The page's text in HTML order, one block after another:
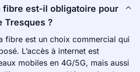
fibre est-il obligatoire pour
Tresques ?
fibre est un choix commercial qui
L’accès à internet est
mobiles en 4G/5G, mais aussi